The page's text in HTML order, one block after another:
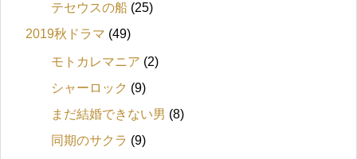
テセウスの船 (25)
2019秋ドラマ (49)
モトカレマニア (2)
シャーロック (9)
まだ結婚できない男 (8)
同期のサクラ (9)